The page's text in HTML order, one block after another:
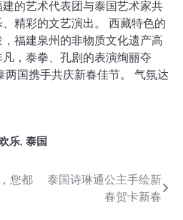
的艺术代表团与泰国艺术家共
精彩的文艺演出。 西藏特色的
福建泉州的非物质文化遗产高
，泰拳、孔剧的表演绚丽夺
两国携手共庆新春佳节。 气氛达
乐, 泰国
您都
泰国诗琳通公主手绘新
春贺卡新春